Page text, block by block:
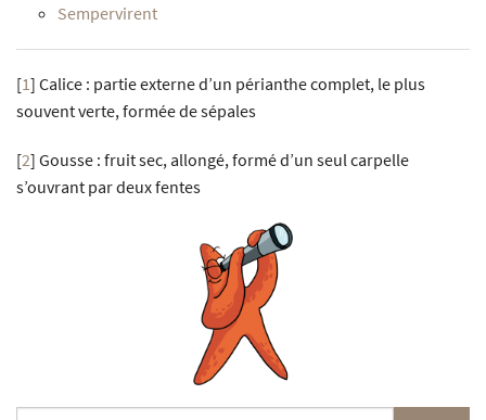
Sempervirent
[1] Calice : partie externe d’un périanthe complet, le plus
souvent verte, formée de sépales
[2] Gousse : fruit sec, allongé, formé d’un seul carpelle
s’ouvrant par deux fentes